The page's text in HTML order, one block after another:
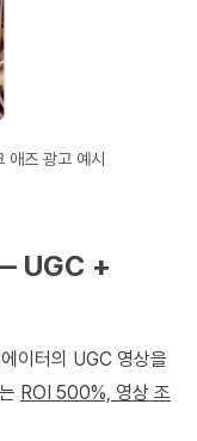
즈 광고 예시
UGC +
이터의 UGC 영상을
ROI 500%, 영상 조